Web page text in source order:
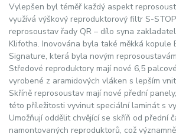
Vylepšen byl téměř každý aspekt
využívá výškový reproduktorový filtr S-
reprosoustav řady QR – dílo syna
Klifotha. Inovována byla také měkká kopule
Signature, která byla novým
Středové reproduktory mají nové 6,5
vyrobené z aramidových vláken s lepším
Skříně reprosoustav mají nové přední
této příležitosti vyvinut speciální laminát s
Umožňují oddělit chvějící se skříň od přední
namontovaných reproduktorů, což